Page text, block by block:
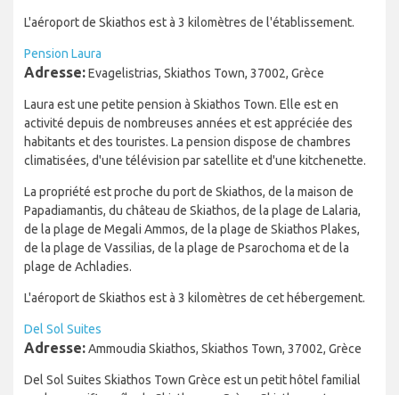
L'aéroport de Skiathos est à 3 kilomètres de l'établissement.
Pension Laura
Adresse:Εvagelistrias, Skiathos Town, 37002, Grèce
Laura est une petite pension à Skiathos Town. Elle est en
activité depuis de nombreuses années et est appréciée des
habitants et des touristes. La pension dispose de chambres
climatisées, d'une télévision par satellite et d'une kitchenette.
La propriété est proche du port de Skiathos, de la maison de
Papadiamantis, du château de Skiathos, de la plage de Lalaria,
de la plage de Megali Ammos, de la plage de Skiathos Plakes,
de la plage de Vassilias, de la plage de Psarochoma et de la
plage de Achladies.
L'aéroport de Skiathos est à 3 kilomètres de cet hébergement.
Del Sol Suites
Adresse:Ammoudia Skiathos, Skiathos Town, 37002, Grèce
Del Sol Suites Skiathos Town Grèce est un petit hôtel familial